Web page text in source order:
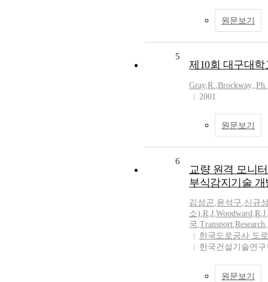
원문보기
5
제10회 대구대
Gray,R.,Brockway,,Ph.
2001
원문보기
6
교량 원격 모니
부식감지기술
김성곤,윤석구,신규
소),R,J,Woodward,R,J,
국,Transport,Research,
한국도로공사 도
한국건설기술연
원문보기